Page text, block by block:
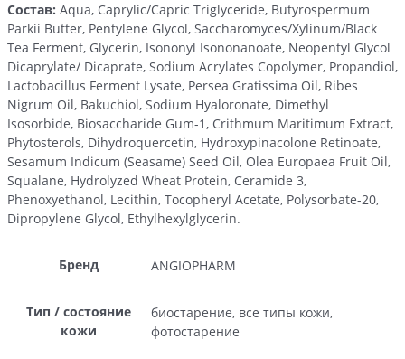
Состав: Aqua, Caprylic/Capric Triglyceride, Butyrospermum
Parkii Butter, Pentylene Glycol, Saccharomyces/Xylinum/Black
Tea Ferment, Glycerin, Isononyl Isononanoate, Neopentyl Glycol
Dicaprylate/ Dicaprate, Sodium Acrylates Copolymer, Propandiol,
Lactobacillus Ferment Lysate, Persea Gratissima Oil, Ribes
Nigrum Oil, Bakuchiol, Sodium Hyaloronate, Dimethyl
Isosorbide, Biosaccharide Gum-1, Crithmum Maritimum Extract,
Phytosterols, Dihydroquercetin, Hydroxypinacolone Retinoate,
Sesamum Indicum (Seasame) Seed Oil, Olea Europaea Fruit Oil,
Squalane, Hydrolyzed Wheat Protein, Ceramide 3,
Phenoxyethanol, Lecithin, Tocopheryl Acetate, Polysorbatе-20,
Dipropylene Glycol, Ethylhexylglycerin.
Бренд ANGIOPHARM
Тип / состояние
кожи
биостарение, все типы кожи,
фотостарение